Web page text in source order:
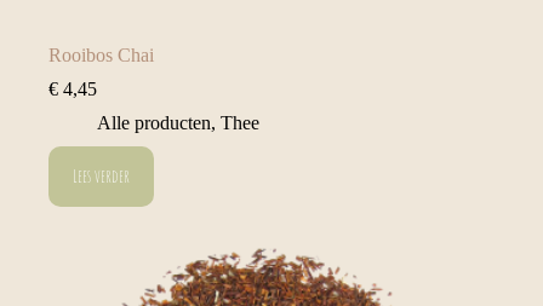
Rooibos Chai
€ 4,45
Alle producten, Thee
Lees verder